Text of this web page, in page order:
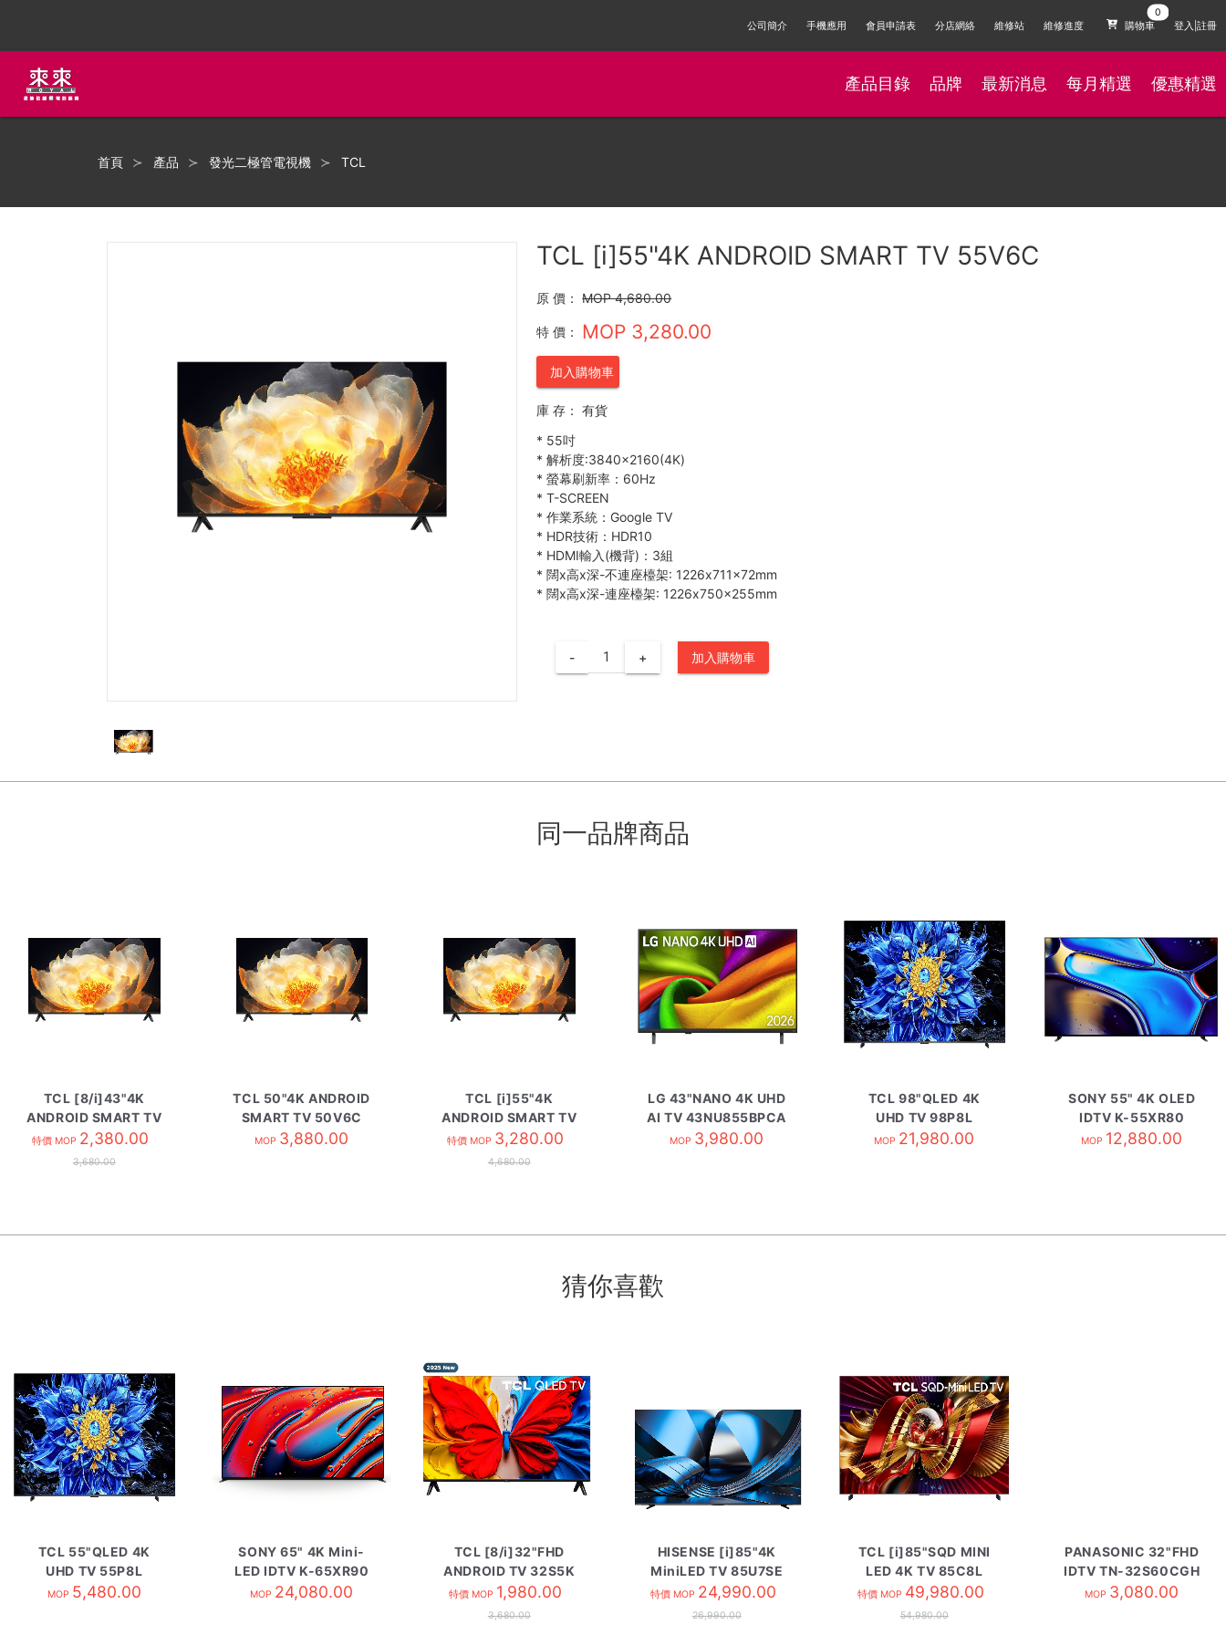
公司簡介 手機應用 會員申請表 分店網絡 維修站 維修進度 購物車 登入|註冊
產品目錄 品牌 最新消息 每月精選 優惠精選
首頁 產品 發光二極管電視機 TCL
TCL [i]55"4K ANDROID SMART TV 55V6C
原 價： MOP 4,680.00
特 價： MOP 3,280.00
加入購物車
庫 存：
有貨
* 55吋
* 解析度:3840×2160(4K)
* 螢幕刷新率：60Hz
* T-SCREEN
* 作業系統：Google TV
* HDR技術：HDR10
* HDMI輸入(機背)：3組
* 闊x高x深-不連座檯架: 1226x711x72mm
* 闊x高x深-連座檯架: 1226x750x255mm
- + 加入購物車
同一品牌商品
TCL [8/i]43"4K
ANDROID SMART TV
43V6C
特價 MOP 2,380.00
3,680.00
TCL 50"4K ANDROID
SMART TV 50V6C
MOP 3,880.00
TCL [i]55"4K
ANDROID SMART TV
55V6C
特價 MOP 3,280.00
4,680.00
LG 43"NANO 4K UHD
AI TV 43NU855BPCA
MOP 3,980.00
TCL 98"QLED 4K
UHD TV 98P8L
MOP 21,980.00
SONY 55" 4K OLED
IDTV K-55XR80
MOP 12,880.00
猜你喜歡
TCL 55"QLED 4K
UHD TV 55P8L
MOP 5,480.00
SONY 65" 4K Mini-
LED IDTV K-65XR90
MOP 24,080.00
TCL [8/i]32"FHD
ANDROID TV 32S5K
特價 MOP 1,980.00
3,680.00
HISENSE [i]85"4K
MiniLED TV 85U7SE
特價 MOP 24,990.00
26,990.00
TCL [i]85"SQD MINI
LED 4K TV 85C8L
特價 MOP 49,980.00
54,980.00
PANASONIC 32"FHD
IDTV TN-32S60CGH
MOP 3,080.00